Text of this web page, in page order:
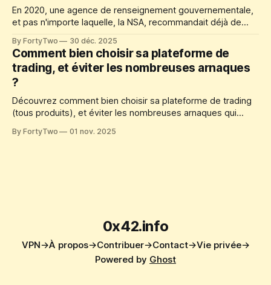
En 2020, une agence de renseignement gouvernementale,
et pas n'importe laquelle, la NSA, recommandait déjà de
ou plus. Désormais, l'ANSSI va encore plus loin et
recommande carrément de l'éteindre au moins une à deux
fois par semaine, ou plus également. Je
By FortyTwo 30 déc. 2025
Comment bien choisir sa plateforme de
trading, et éviter les nombreuses arnaques
?
Découvrez comment bien choisir sa plateforme de trading
(tous produits), et éviter les nombreuses arnaques qui
By FortyTwo 01 nov. 2025
0x42.info
VPN→À propos→Contribuer→Contact→Vie privée→
Powered by Ghost